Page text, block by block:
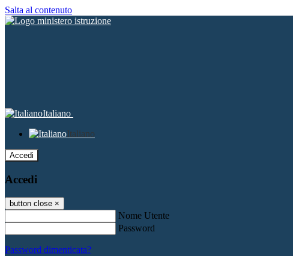
Salta al contenuto
Italiano
Italiano
Accedi
Accedi
button close ×
Nome Utente
Password
Password dimenticata?